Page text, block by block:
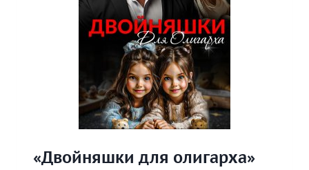
«Двойняшки для олигарха»